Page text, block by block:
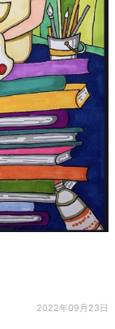
2022年09月23日